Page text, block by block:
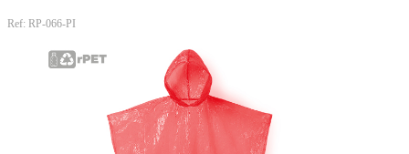
Ref: RP-066-PI